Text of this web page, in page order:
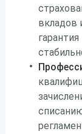
вкладов
гарантия